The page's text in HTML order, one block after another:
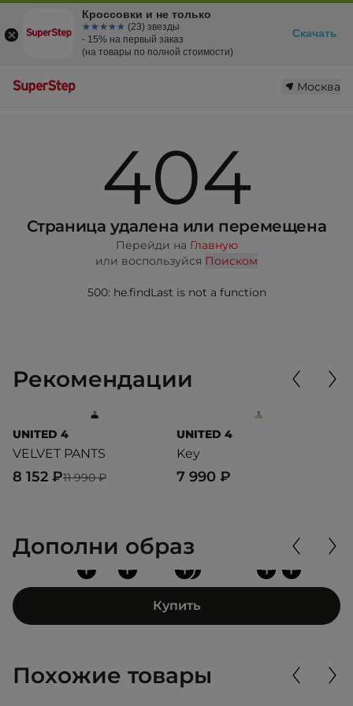
Москва
404
Страница удалена или перемещена
Перейди на Главную
или воспользуйся Поиском
500: he.findLast is not a function
Рекомендации
UNITED 4
VELVET PANTS
11 990 ₽
8 152 ₽
UNITED 4
Key
7 990 ₽
Дополни образ
+
+
+ + + +
Купить
Похожие товары
Кроссовки и не только
☆☆☆☆☆
★★★★★ (23) звезды
- 15% на первый заказ
(на товары по полной стоимости)
Скачать